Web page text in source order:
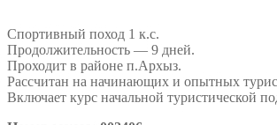
Спортивный поход 1 к.с.
Продолжительность — 9 дней.
Проходит в районе п.Архыз.
Рассчитан на начинающих и опытных
Включает курс начальной туристической